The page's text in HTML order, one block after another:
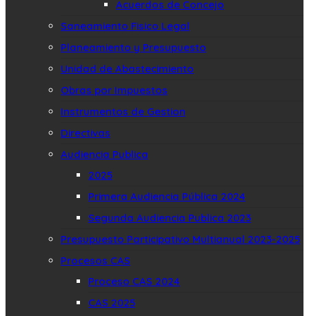
Acuerdos de Concejo
Saneamiento Fisico Legal
Planeamiento y Presupuesto
Unidad de Abastecimiento
Obras por Impuestos
Instrumentos de Gestion
Directivas
Audiencia Publica
2025
Primera Audiencia Pública 2024
Segunda Audiencia Publica 2023
Presupuesto Participativo Multianual 2023-2025
Procesos CAS
Proceso CAS 2024
CAS 2025